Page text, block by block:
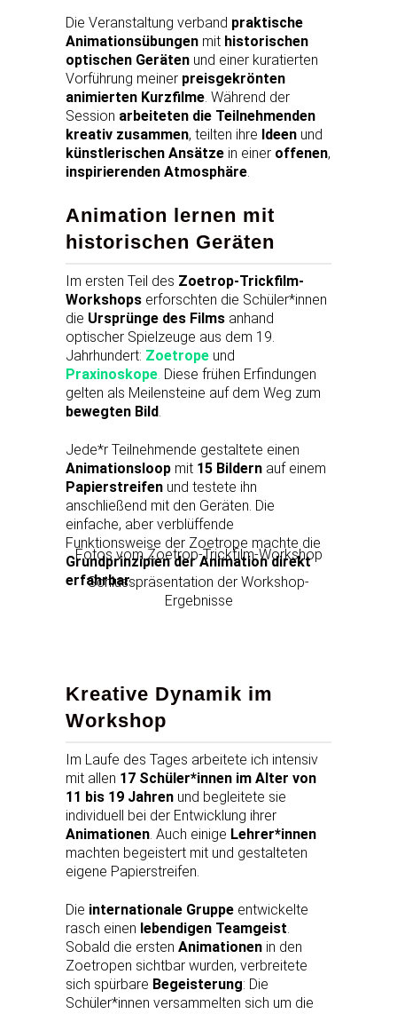
Die Veranstaltung verband praktische
Animationsübungen mit historischen
optischen Geräten und einer kuratierten
Vorführung meiner preisgekrönten
animierten Kurzfilme . Während der
Session arbeiteten die Teilnehmenden
kreativ zusammen, teilten ihre Ideen und
künstlerischen Ansätze in einer offenen,
inspirierenden Atmosphäre
Animation lernen mit
historischen Geräten
Im ersten Teil des Zoetrop-Trickfilm-
Workshops erforschten die Schüler*innen
die Ursprünge des Films anhand
optischer Spielzeuge aus dem 19.
Jahrhundert: Zoetrope und
Praxinoskope Diese frühen Erfindungen
gelten als Meilensteine auf dem Weg zum
bewegten Bild
Jede*r Teilnehmende gestaltete einen
Animationsloop mit 15 Bildern auf einem
Papierstreifen und testete ihn
anschließend mit den Geräten. Die
einfache, aber verblüffende
Funktionsweise der Zoetrope machte die
Grundprinzipien der Animation direkt
erfahrbar.
Fotos vom Zoetrop-Trickfilm-Workshop
Schlusspräsentation der Workshop-
Ergebnisse
Kreative Dynamik im
Workshop
Im Laufe des Tages arbeitete ich intensiv
mit allen 17 Schüler*innen im Alter von
11 bis 19 Jahren und begleitete sie
individuell bei der Entwicklung ihrer
Animationen . Auch einige Lehrer*innen
machten begeistert mit und gestalteten
eigene Papierstreifen.
Die internationale Gruppe entwickelte
rasch einen lebendigen Teamgeist
Sobald die ersten Animationen in den
Zoetropen sichtbar wurden, verbreitete
sich spürbare Begeisterung: Die
Schüler*innen versammelten sich um die